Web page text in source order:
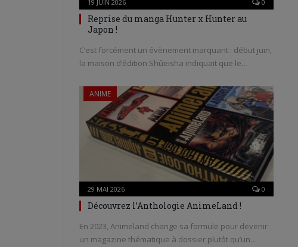
19 JUIN 2026 0
Reprise du manga Hunter x Hunter au
Japon !
C’est forcément un évènement marquant : début juin,
la maison d’édition Shûeisha indiquait que le…
ANIME
29 MAI 2026 0
Découvrez l’Anthologie AnimeLand !
En 2023, Animeland change sa formule pour devenir
un magazine thématique à dossier plutôt qu’un…